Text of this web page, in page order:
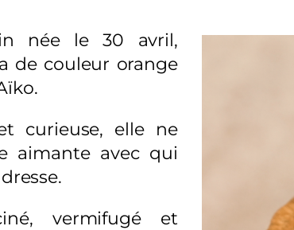
née le 30 avril,
de couleur orange
curieuse, elle ne
aimante avec qui
vermifugé et